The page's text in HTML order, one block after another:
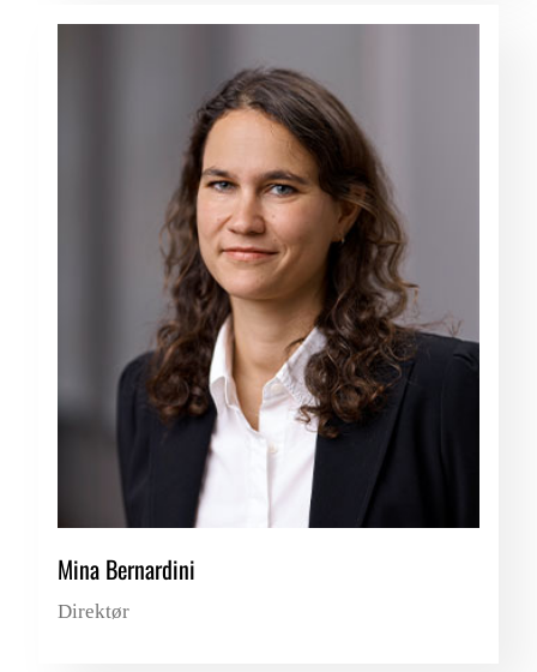
Mina Bernardini
Direktør